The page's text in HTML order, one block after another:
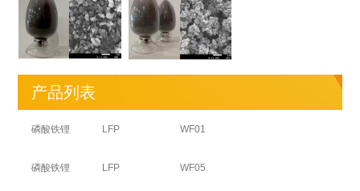
产品列表
磷酸铁锂 LFP WF01
磷酸铁锂 LFP WF05